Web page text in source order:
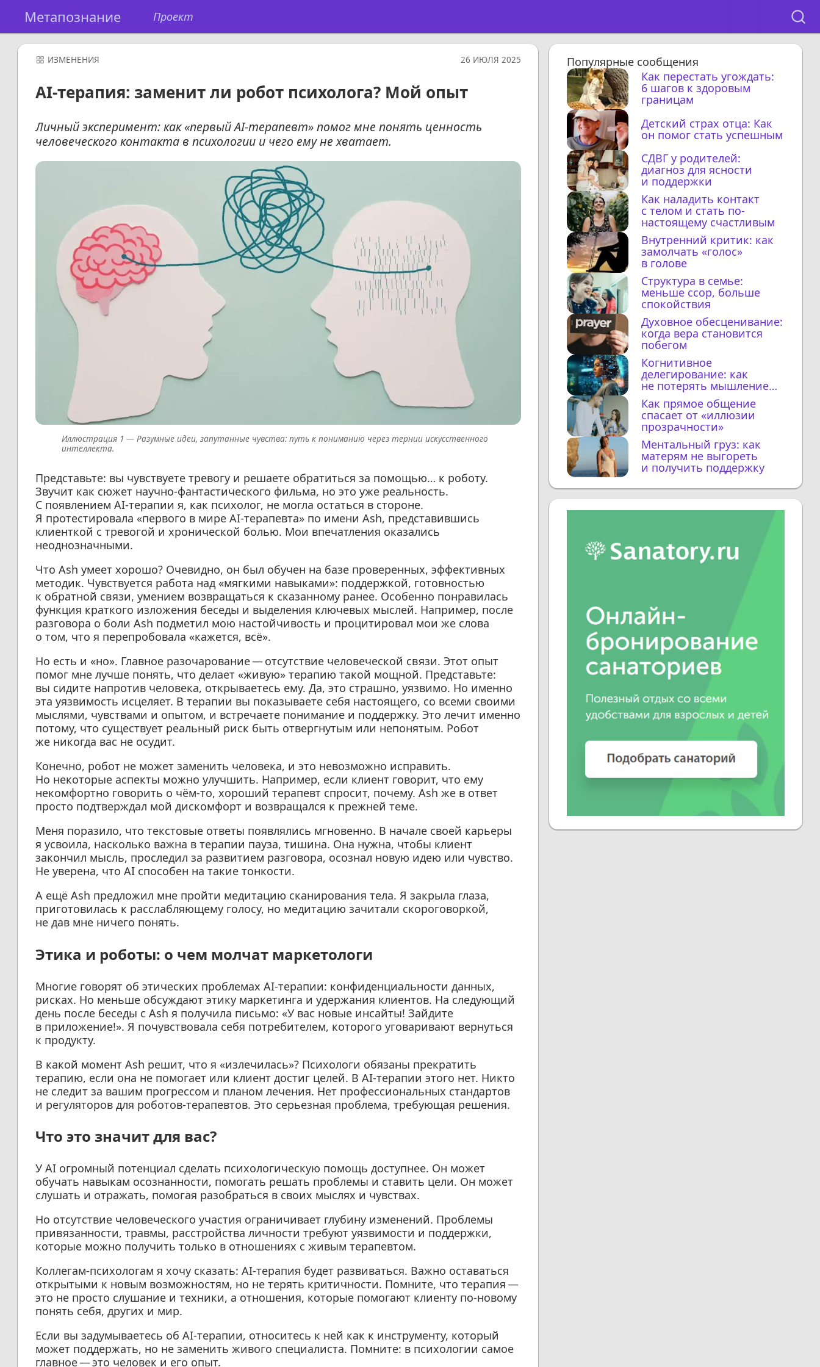
Метапознание Проект
ИЗМЕНЕНИЯ 26 ИЮЛЯ 2025
AI-терапия: заменит ли робот психолога? Мой опыт
Личный эксперимент: как «первый AI-терапевт» помог мне понять ценность
человеческого контакта в психологии и чего ему не хватает.
Разумные идеи, запутанные чувства: путь к пониманию через тернии искусственного
интеллекта.
Представьте: вы чувствуете тревогу и решаете обратиться за помощью… к роботу.
Звучит как сюжет научно-фантастического фильма, но это уже реальность.
С появлением AI-терапии я, как психолог, не могла остаться в стороне.
Я протестировала «первого в мире AI-терапевта» по имени Ash, представившись
клиенткой с тревогой и хронической болью. Мои впечатления оказались
неоднозначными.
Что Ash умеет хорошо? Очевидно, он был обучен на базе проверенных, эффективных
методик. Чувствуется работа над «мягкими навыками»: поддержкой, готовностью
к обратной связи, умением возвращаться к сказанному ранее. Особенно понравилась
функция краткого изложения беседы и выделения ключевых мыслей. Например, после
разговора о боли Ash подметил мою настойчивость и процитировал мои же слова
о том, что я перепробовала «кажется, всё».
Но есть и «но». Главное разочарование — отсутствие человеческой связи. Этот опыт
помог мне лучше понять, что делает «живую» терапию такой мощной. Представьте:
вы сидите напротив человека, открываетесь ему. Да, это страшно, уязвимо. Но именно
эта уязвимость исцеляет. В терапии вы показываете себя настоящего, со всеми своими
мыслями, чувствами и опытом, и встречаете понимание и поддержку. Это лечит именно
потому, что существует реальный риск быть отвергнутым или непонятым. Робот
же никогда вас не осудит.
Конечно, робот не может заменить человека, и это невозможно исправить.
Но некоторые аспекты можно улучшить. Например, если клиент говорит, что ему
некомфортно говорить о чём-то, хороший терапевт спросит, почему. Ash же в ответ
просто подтверждал мой дискомфорт и возвращался к прежней теме.
Меня поразило, что текстовые ответы появлялись мгновенно. В начале своей карьеры
я усвоила, насколько важна в терапии пауза, тишина. Она нужна, чтобы клиент
закончил мысль, проследил за развитием разговора, осознал новую идею или чувство.
Не уверена, что AI способен на такие тонкости.
А ещё Ash предложил мне пройти медитацию сканирования тела. Я закрыла глаза,
приготовилась к расслабляющему голосу, но медитацию зачитали скороговоркой,
не дав мне ничего понять.
Этика и роботы: о чем молчат маркетологи
Многие говорят об этических проблемах AI-терапии: конфиденциальности данных,
рисках. Но меньше обсуждают этику маркетинга и удержания клиентов. На следующий
день после беседы с Ash я получила письмо: «У вас новые инсайты! Зайдите
в приложение!». Я почувствовала себя потребителем, которого уговаривают вернуться
к продукту.
В какой момент Ash решит, что я «излечилась»? Психологи обязаны прекратить
терапию, если она не помогает или клиент достиг целей. В AI-терапии этого нет. Никто
не следит за вашим прогрессом и планом лечения. Нет профессиональных стандартов
и регуляторов для роботов-терапевтов. Это серьезная проблема, требующая решения.
Что это значит для вас?
У AI огромный потенциал сделать психологическую помощь доступнее. Он может
обучать навыкам осознанности, помогать решать проблемы и ставить цели. Он может
слушать и отражать, помогая разобраться в своих мыслях и чувствах.
Но отсутствие человеческого участия ограничивает глубину изменений. Проблемы
привязанности, травмы, расстройства личности требуют уязвимости и поддержки,
которые можно получить только в отношениях с живым терапевтом.
Коллегам-психологам я хочу сказать: AI-терапия будет развиваться. Важно оставаться
открытыми к новым возможностям, но не терять критичности. Помните, что терапия —
это не просто слушание и техники, а отношения, которые помогают клиенту по-новому
понять себя, других и мир.
Если вы задумываетесь об AI-терапии, относитесь к ней как к инструменту, который
может поддержать, но не заменить живого специалиста. Помните: в психологии самое
главное — это человек и его опыт.
Популярные сообщения
Как перестать угождать:
6 шагов к здоровым
границам
Детский страх отца: Как
он помог стать успешным
СДВГ у родителей:
диагноз для ясности
и поддержки
Как наладить контакт
с телом и стать по-
настоящему счастливым
Внутренний критик: как
замолчать «голос»
в голове
Структура в семье:
меньше ссор, больше
спокойствия
Духовное обесценивание:
когда вера становится
побегом
Когнитивное
делегирование: как
не потерять мышление
с ИИ
Как прямое общение
спасает от «иллюзии
прозрачности»
Ментальный груз: как
матерям не выгореть
и получить поддержку